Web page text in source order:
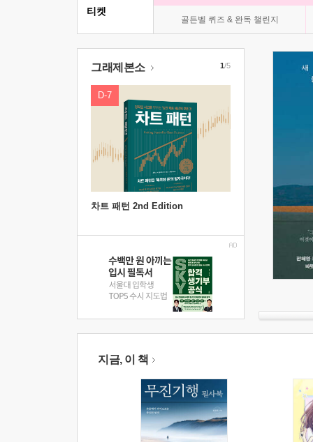
골든벨 퀴즈 & 완독 챌린지
티켓
그래제본소
D-7
차트 패턴 2nd Edition
1/5
지금, 이 책